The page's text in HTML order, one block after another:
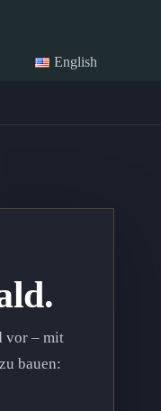
English
vor – mit
bauen: